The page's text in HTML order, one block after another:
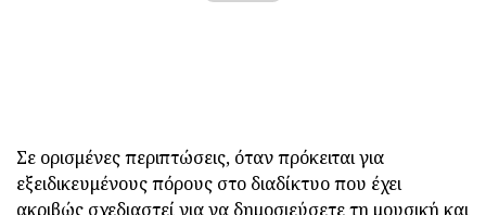
Σε ορισμένες περιπτώσεις, όταν πρόκειται για
εξειδικευμένους πόρους στο διαδίκτυο που έχει
ακριβώς σχεδιαστεί για να δημοσιεύσετε τη μουσική και